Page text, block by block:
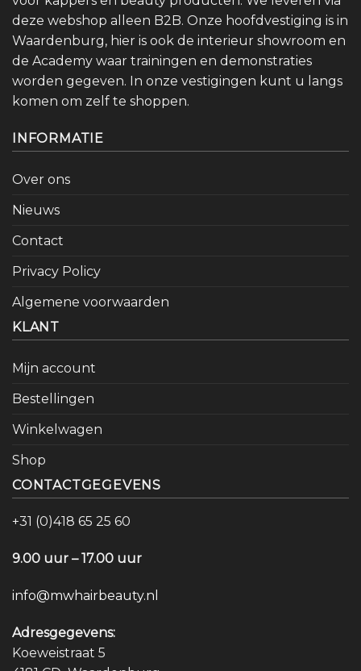
deze webshop alleen B2B. Onze hoofdvestiging is in
Waardenburg, hier is ook de interieur showroom en
de Academy waar trainingen en demonstraties
worden gegeven. In onze vestigingen kunt u langs
komen om zelf te shoppen.
INFORMATIE
Over ons
Nieuws
Contact
Privacy Policy
Algemene voorwaarden
KLANT
Mijn account
Bestellingen
Winkelwagen
Shop
CONTACTGEGEVENS
+31 (0)418 65 25 60
9.00 uur – 17.00 uur
info@mwhairbeauty.nl
Adresgegevens:
Koeweistraat 5